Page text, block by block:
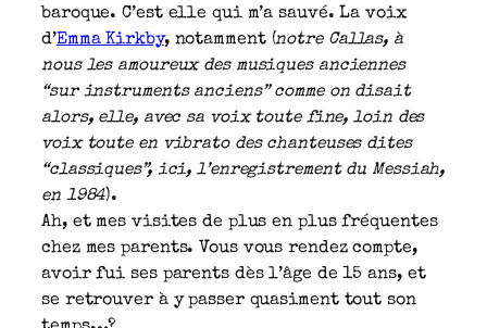
baroque. C’est elle qui m’a sauvé. La voix
d’Emma Kirkby, notamment (notre Callas, à
nous les amoureux des musiques anciennes
“sur instruments anciens” comme on disait
alors, elle, avec sa voix toute fine, loin des
voix toute en vibrato des chanteuses dites
“classiques”, ici, l’enregistrement du Messiah,
en 1984).
Ah, et mes visites de plus en plus fréquentes
chez mes parents. Vous vous rendez compte,
avoir fui ses parents dès l’âge de 15 ans, et
se retrouver à y passer quasiment tout son